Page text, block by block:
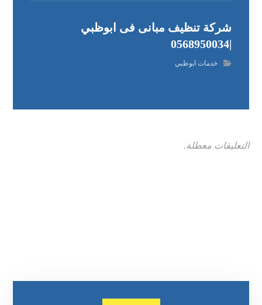
شركة تنظيف مبانى فى ابوظبي
|0568950034
خدمات ابوظبي
التعليقات معطلة.